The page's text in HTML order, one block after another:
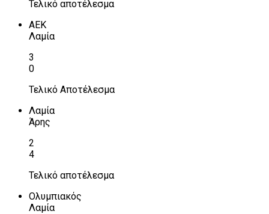
Τελικό αποτέλεσμα
ΑΕΚ
Λαμία
3
0
Τελικό Αποτέλεσμα
Λαμία
Άρης
2
4
Τελικό αποτέλεσμα
Ολυμπιακός
Λαμία